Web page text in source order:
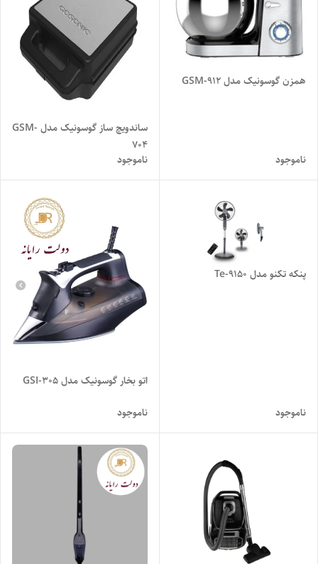
همزن گوسونیک مدل GSM-912
ناموجود
ساندویچ ساز گوسونیک مدل GSM-
704
ناموجود
پنکه تکنو مدل Te-9150
ناموجود
اتو بخار گوسونیک مدل GSI-305
ناموجود